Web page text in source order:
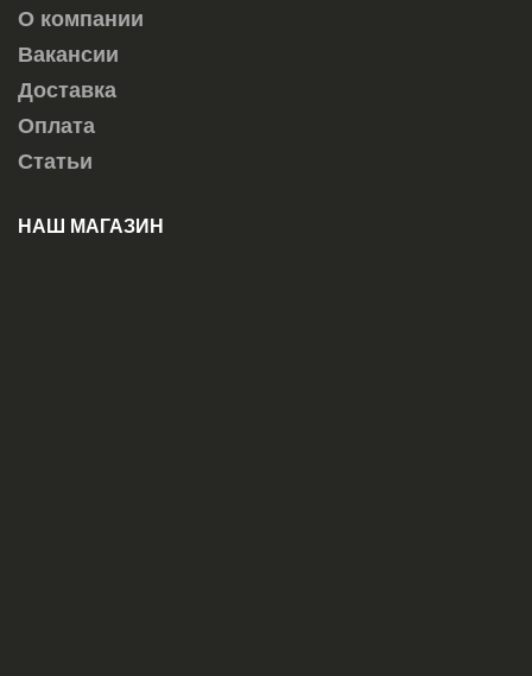
О компании
Вакансии
Доставка
Оплата
Статьи
НАШ МАГАЗИН